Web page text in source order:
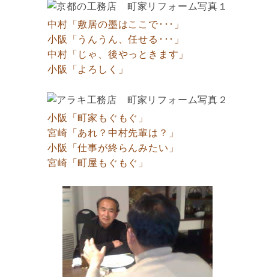
中村「敷居の墨はここで･･･」
小阪「うんうん、任せる･･･」
中村「じゃ、後やっときます」
小阪「よろしく」
小阪「町家もぐもぐ」
宮崎「あれ？中村先輩は？」
小阪「仕事が終らんみたい」
宮崎「町屋もぐもぐ」